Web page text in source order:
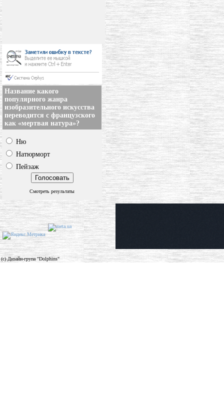
Название какого
популярного жанра
изобразительного искусства
переводится с французского
как «мертвая натура»?
Ню
Натюрморт
Пейзаж
Смотреть результаты
(c) Дизайн-група "Dolphins"